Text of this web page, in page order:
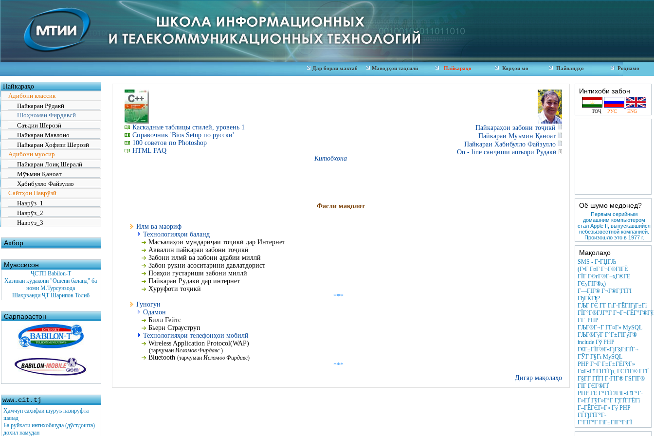
Роҳнамо
Пайвандҳо
Корҳои мо
Пайкараҳо
Маводҳои таҳсилӣ
Дар бораи мактаб
Пайкараҳо
Адибони классик
Пайкараи Рӯдакӣ
Шоҳномаи Фирдавсӣ
Саъдии Шерозӣ
Пайкараи Мавлоно
Пайкараи Ҳофизи Шерозӣ
Адибони муосир
Пайкараи Лоиқ Шералӣ
Мӯъмин Қаноат
Ҳабибулло Файзулло
Сайтҳои Наврӯзӣ
Наврӯз_1
Наврӯз_2
Наврӯз_3
Ахбор
Муассисон
ҶСТП Babilon-T
Хазинаи кӯдакони "Ошёни баланд" ба
номи М.Турсунзода
Шаҳрванди ҶТ Шарипов Толиб
Сарпарастон
www.cit.tj
Ҳамчун саҳифаи шурӯъ пазируфта
шавад
Ба руйхати интихобшуда (дӯстдошта)
дохил намудан
Каскадные таблицы стилей, уровень 1
Справочник 'Bios Setup по русски'
100 советов по Photoshop
HTML FAQ
Китобхона
Пайкараҳои забони тоҷикӣ
Пайкараи Мӯъмин Қаноат
Пайкараи Ҳабибулло Файзулло
On - line санҷиши ашъори Рудакӣ
Фасли мақолот
Илм ва маориф
Технологияҳои баланд
Масъалаҳои мундариҷаи тоҷикӣ дар Интернет
Аввалин пайкараи забони тоҷикӣ
Забони илмӣ ва забони адабии миллӣ
Забон рукни асоситарини давлатдорист
Пояҳои густариши забони миллӣ
Пайкараи Рӯдакӣ дар интернет
Ҳуруфоти тоҷикӣ
***
Гуногун
Одамон
Билл Гейтс
Бьерн Страуструп
Технологияҳои телефонҳои мобилӣ
Wireless Application Protocol(WAP)
(тарҷумаи Исломов Фирдавс.)
Bluetooth (тарҷумаи Исломов Фирдавс)
***
Дигар мақолаҳо
Интихоби забон
ТОҶ РУС ENG
Оё шумо медонед?
Первым серийным
домашним компьютером
стал Apple II, выпускавшийся
небезызвестной компанией.
Произошло это в 1977 г.
Мақолаҳо
SMS - Г•ГЏГЉ
(Г•Г Г¤Г Г¬Г®ГІГЁ
ГЇГ Г©ғГ®Г¬ҳГ®ГЁ
ГЄӯГІГ®ҳ)
Г—ГІГ® Г¬Г®Г¦ГҐГІ
ГђГЌГђ?
ГЉГ ГЄ Г­Г ГіГ·ГЁГІГјГ±Гї
ГЇГ°Г®ГЈГ°Г
Г­Г PHP
ГЉГ®Г¬Г Г­Г¤Г» MySQL
ГЉГ®ГўГ Г°Г±ГІГўГ®
include Гў PHP
Г€Г±ГЇГ®Г«ГјГ§ГіГҐГ¬
ГЎГ Г§Гі MySQL
PHP Г¬Г Г±Г±ГЁГўГ»
Г¤Г«Гї ГІГҐГµ, ГЄГІГ® Г­ГҐ
Г§Г­Г ГҐГІ Г·ГІГ® ГЅГІГ®
ГІГ ГЄГ®ГҐ
PHP ГЁ Г°ГҐГЈГіГ«ГїГ°Г­
Г»ГҐ ГўГ»Г°Г Г¦ГҐГ­ГЁГї
Г–ГЁГЄГ«Г» Гў PHP
ГЃГјГҐГ°Г­
Г‘ГІГ°Г ГіГ±ГІГ°ГіГЇ